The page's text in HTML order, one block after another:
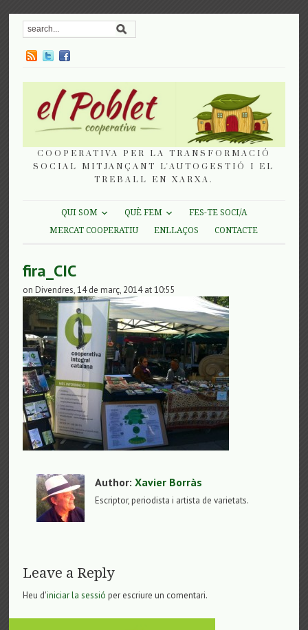
COOPERATIVA PER LA TRANSFORMACIÓ
SOCIAL MITJANÇANT L'AUTOGESTIÓ I EL
TREBALL EN XARXA.
QUI SOM QUÈ FEM
FES-TE SOCI/A
MERCAT COOPERATIU
ENLLAÇOS CONTACTE
fira_CIC
on Divendres, 14 de març, 2014 at 10:55
Author:Xavier Borràs
Escriptor, periodista i artista de varietats.
Leave a Reply
Heu d'iniciar la sessió per escriure un comentari.